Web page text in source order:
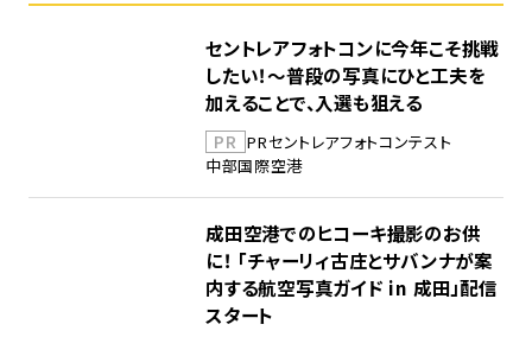
セントレアフォトコンに今年こそ挑戦
したい！～普段の写真にひと工夫を
加えることで、入選も狙える
PR PRセントレアフォトコンテスト
中部国際空港
成田空港でのヒコーキ撮影のお供
に！ 「チャーリィ古庄とサバンナが案
内する航空写真ガイド in 成田」配信
スタート